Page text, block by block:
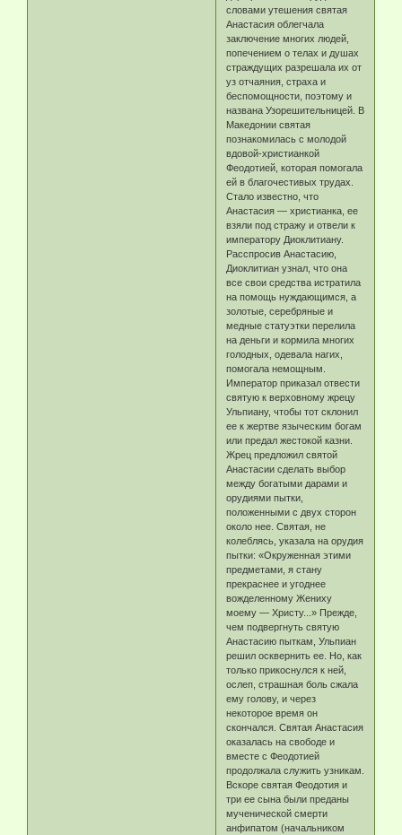
словами утешения святая
Анастасия облегчала
заключение многих людей,
попечением о телах и душах
страждущих разрешала их от
уз отчаяния, страха и
беспомощности, поэтому и
названа Узорешительницей. В
Македонии святая
познакомилась с молодой
вдовой-христианкой
Феодотией, которая помогала
ей в благочестивых трудах.
Стало известно, что
Анастасия — христианка, ее
взяли под стражу и отвели к
императору Диоклитиану.
Расспросив Анастасию,
Диоклитиан узнал, что она
все свои средства истратила
на помощь нуждающимся, а
золотые, серебряные и
медные статуэтки перелила
на деньги и кормила многих
голодных, одевала нагих,
помогала немощным.
Император приказал отвести
святую к верховному жрецу
Ульпиану, чтобы тот склонил
ее к жертве языческим богам
или предал жестокой казни.
Жрец предложил святой
Анастасии сделать выбор
между богатыми дарами и
орудиями пытки,
положенными с двух сторон
около нее. Святая, не
колеблясь, указала на орудия
пытки: «Окруженная этими
предметами, я стану
прекраснее и угоднее
вожделенному Жениху
моему — Христу...» Прежде,
чем подвергнуть святую
Анастасию пыткам, Ульпиан
решил осквернить ее. Но, как
только прикоснулся к ней,
ослеп, страшная боль сжала
ему голову, и через
некоторое время он
скончался. Святая Анастасия
оказалась на свободе и
вместе с Феодотией
продолжала служить узникам.
Вскоре святая Феодотия и
три ее сына были преданы
мученической смерти
анфипатом (начальником